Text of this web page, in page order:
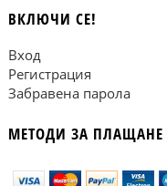
ВКЛЮЧИ СЕ!
Вход
Регистрация
Забравена парола
МЕТОДИ ЗА ПЛАЩАНЕ